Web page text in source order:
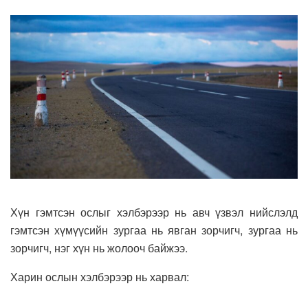
Хүн гэмтсэн ослыг хэлбэрээр нь авч үзвэл нийслэлд
гэмтсэн хүмүүсийн зургаа нь явган зорчигч, зургаа нь
зорчигч, нэг хүн нь жолооч байжээ.
Харин ослын хэлбэрээр нь харвал: